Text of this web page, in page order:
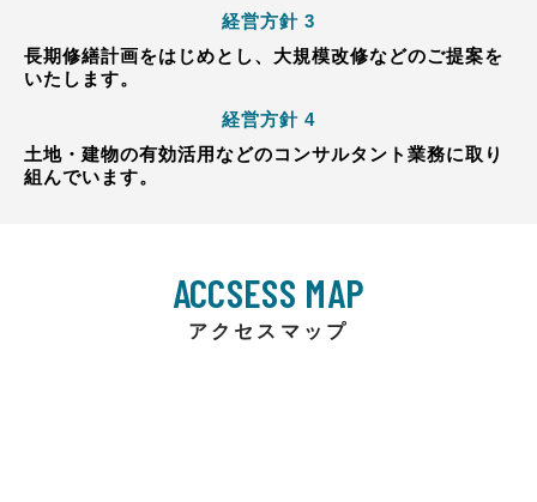
経営方針 3
長期修繕計画をはじめとし、大規模改修などのご提案を
いたします。
経営方針 4
土地・建物の有効活用などのコンサルタント業務に取り
組んでいます。
ACCSESS MAP
アクセスマップ